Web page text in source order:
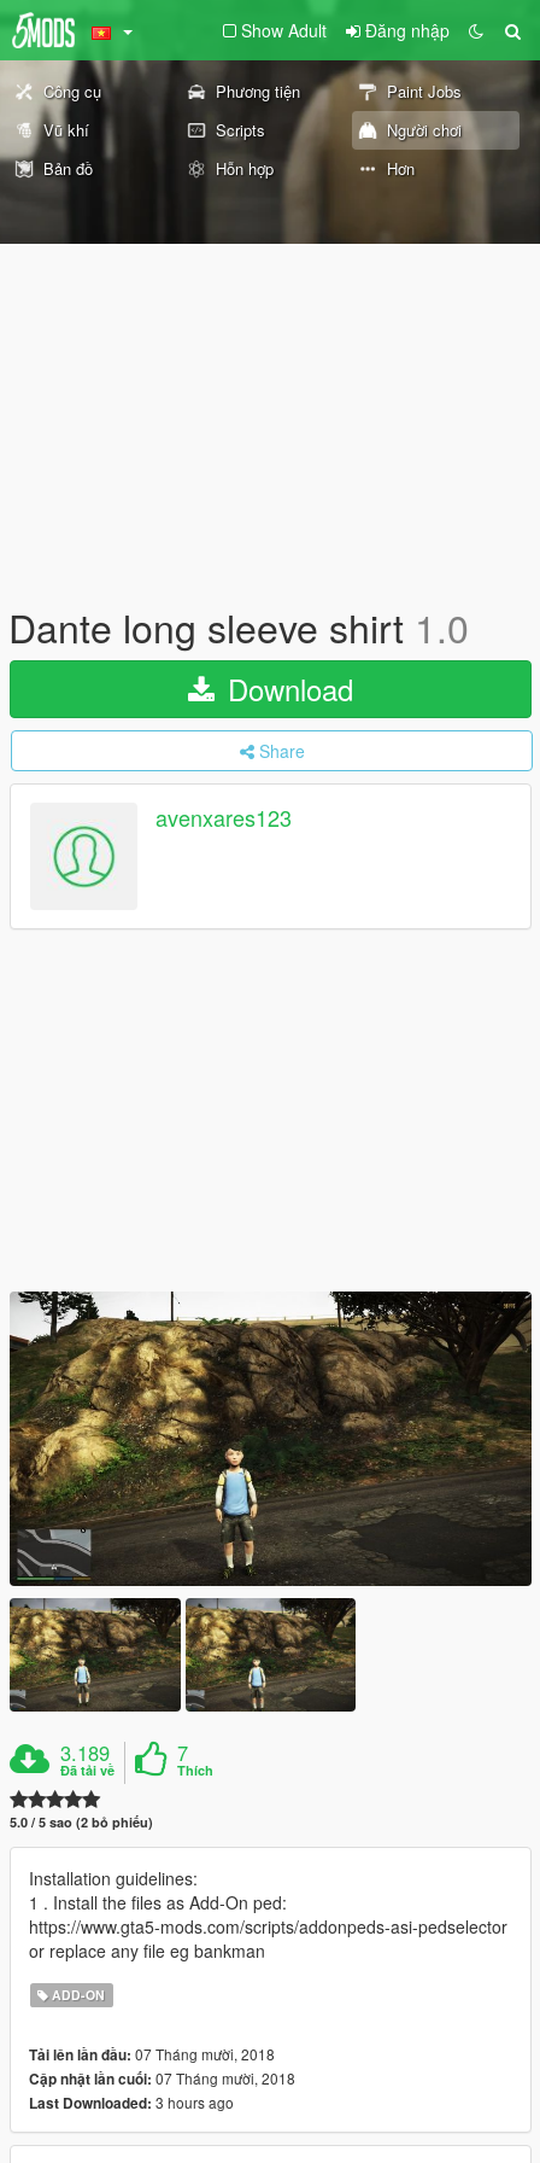
Show Adult Đăng nhập
Công cụ Phương tiện
Paint Jobs
Vũ khí
Scripts
Người chơi
Bản đồ
Hỗn hợp Hơn
Dante long sleeve shirt 1.0
Download
Share
avenxares123
3.189
Đã tải về
7
Thích
5.0 / 5 sao (2 bỏ phiếu)
Installation guidelines:
1 . Install the files as Add-On ped:
https://www.gta5-mods.com/scripts/addonpeds-asi-pedselector
or replace any file eg bankman
ADD-ON
Tải lên lần đầu: 07 Tháng mười, 2018
Cập nhật lần cuối: 07 Tháng mười, 2018
Last Downloaded: 3 hours ago